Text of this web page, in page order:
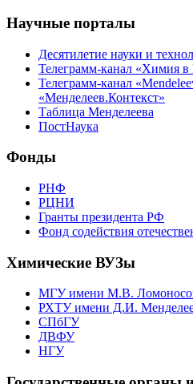
Научные порталы
Десятилетие науки и
Телеграмм-канал «Химия в
Телеграмм-канал
«Менделеев.Контекст»
Таблица Менделеева
ПостНаука
Фонды
РНФ
РЦНИ
Гранты президента РФ
Фонд содействия
Химические ВУЗы
МГУ имени М.В.
РХТУ имени Д.И.
СПбГУ
ДВФУ
НГУ